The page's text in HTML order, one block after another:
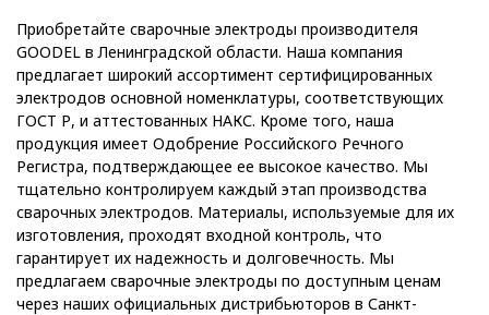
Приобретайте сварочные электроды производителя
GOODEL в Ленинградской области. Наша компания
предлагает широкий ассортимент сертифицированных
электродов основной номенклатуры, соответствующих
ГОСТ Р, и аттестованных НАКС. Кроме того, наша
продукция имеет Одобрение Российского Речного
Регистра, подтверждающее ее высокое качество. Мы
тщательно контролируем каждый этап производства
сварочных электродов. Материалы, используемые для их
изготовления, проходят входной контроль, что
гарантирует их надежность и долговечность. Мы
предлагаем сварочные электроды по доступным ценам
через наших официальных дистрибьюторов в Санкт-